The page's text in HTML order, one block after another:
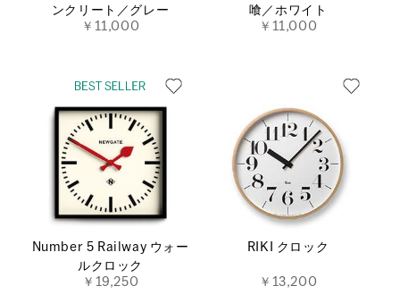
ンクリート／グレー
￥11,000
喰／ホワイト
￥11,000
Number 5 Railway ウォー
ルクロック
￥19,250
RIKI クロック
￥13,200